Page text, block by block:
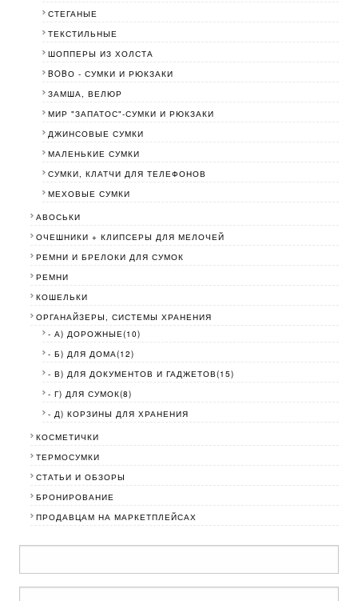
СТЕГАНЫЕ
ТЕКСТИЛЬНЫЕ
ШОППЕРЫ ИЗ ХОЛСТА
BOBО - СУМКИ И РЮКЗАКИ
ЗАМША, ВЕЛЮР
МИР "ЗАПАТОС"-СУМКИ И РЮКЗАКИ
ДЖИНСОВЫЕ СУМКИ
МАЛЕНЬКИЕ СУМКИ
СУМКИ, КЛАТЧИ ДЛЯ ТЕЛЕФОНОВ
МЕХОВЫЕ СУМКИ
АВОСЬКИ
ОЧЕШНИКИ + КЛИПСЕРЫ ДЛЯ МЕЛОЧЕЙ
РЕМНИ И БРЕЛОКИ ДЛЯ СУМОК
РЕМНИ
КОШЕЛЬКИ
ОРГАНАЙЗЕРЫ, СИСТЕМЫ ХРАНЕНИЯ
- А) ДОРОЖНЫЕ(10)
- Б) ДЛЯ ДОМА(12)
- В) ДЛЯ ДОКУМЕНТОВ И ГАДЖЕТОВ(15)
- Г) ДЛЯ СУМОК(8)
- Д) КОРЗИНЫ ДЛЯ ХРАНЕНИЯ
КОСМЕТИЧКИ
ТЕРМОСУМКИ
СТАТЬИ И ОБЗОРЫ
БРОНИРОВАНИЕ
ПРОДАВЦАМ НА МАРКЕТПЛЕЙСАХ